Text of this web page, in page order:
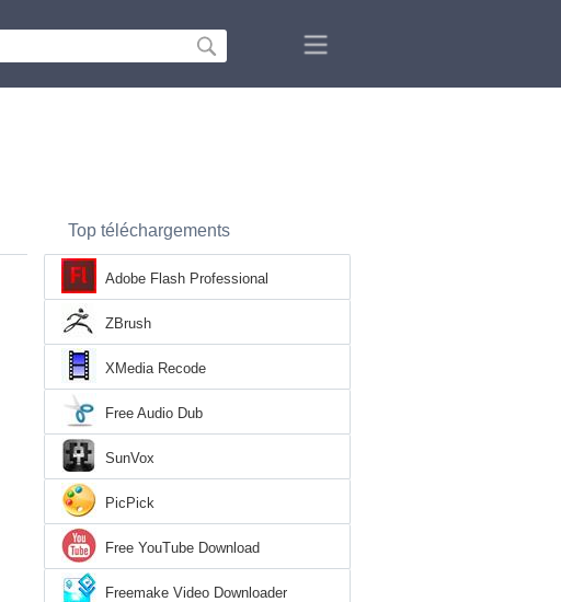
Top téléchargements
Adobe Flash Professional
ZBrush
XMedia Recode
Free Audio Dub
SunVox
PicPick
Free YouTube Download
Freemake Video Downloader